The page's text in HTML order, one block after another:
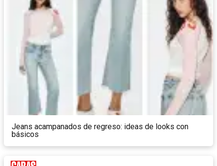
Jeans acampanados de regreso: ideas de looks con
básicos